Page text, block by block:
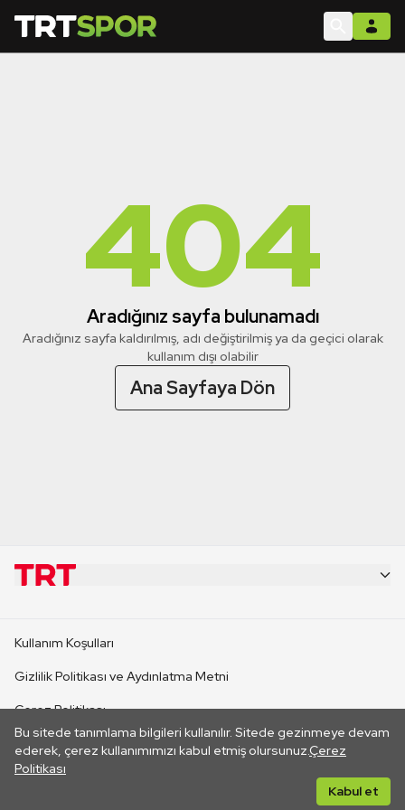
404
Aradığınız sayfa bulunamadı
Aradığınız sayfa kaldırılmış, adı değiştirilmiş ya da geçici olarak
kullanım dışı olabilir
Ana Sayfaya Dön
Bu sitede tanımlama bilgileri kullanılır. Sitede gezinmeye devam
ederek, çerez kullanımımızı kabul etmiş olursunuz.Çerez
Politikası
Kabul et
CANLI YAYINLAR
Kullanım Koşulları
Gizlilik Politikası ve Aydınlatma Metni
Çerez Politikası
İletişim
Her hakkı saklıdır. ©2026 TRT. Bağlantı yoluyla gidilen dış